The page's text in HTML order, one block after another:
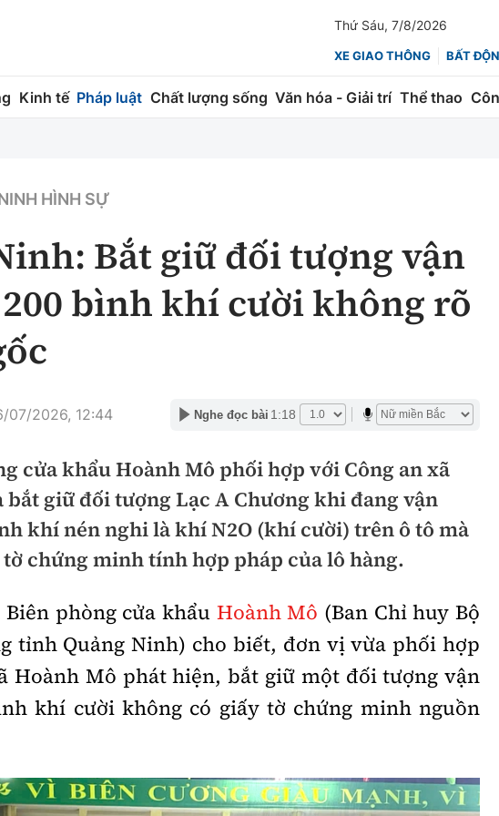
Thứ Sáu, 7/8/2026
XE GIAO THÔNG BẤT
Kinh tế Pháp luật Chất lượng sống Văn hóa - Giải trí Thể thao
điều hành
xây dựng
định chất lượng
lý đô thị
Hàng không
Đường sắt
Hàng hải
Đường sắt đô thị
Nhà thầu
Thi viết về Ngành
Chứng khoán
Bảo hiểm
giao thông
thông 24h
địa phương
hóa giao thông
tay vì ATGT
sáng giao thông
thêm
hóa Bóng đá Công nghệ mới
HÌNH SỰ
Bắt giữ đối tượng vận
bình khí cười không rõ
07/2026, 12:44 Nghe đọc bài 1:18
cửa khẩu Hoành Mô phối hợp với Công an xã
bắt giữ đối tượng Lạc A Chương khi đang vận
khí nén nghi là khí N2O (khí cười) trên ô tô mà
chứng minh tính hợp pháp của lô hàng.
phòng cửa khẩu Hoành Mô (Ban Chỉ huy Bộ
tỉnh Quảng Ninh) cho biết, đơn vị vừa phối hợp
Hoành Mô phát hiện, bắt giữ một đối tượng vận
khí cười không có giấy tờ chứng minh nguồn